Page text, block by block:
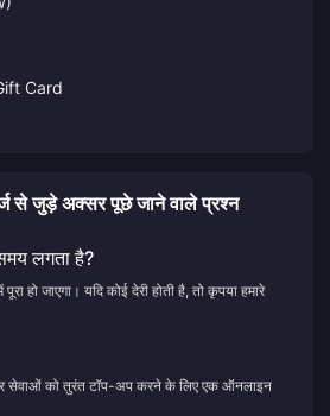
Card
से जुड़े अक्सर पूछे जाने वाले प्रश्न
लगता है?
हो जाएगा। यदि कोई देरी होती है, तो कृपया हमारे
सेवाओं को तुरंत टॉप-अप करने के लिए एक ऑनलाइन